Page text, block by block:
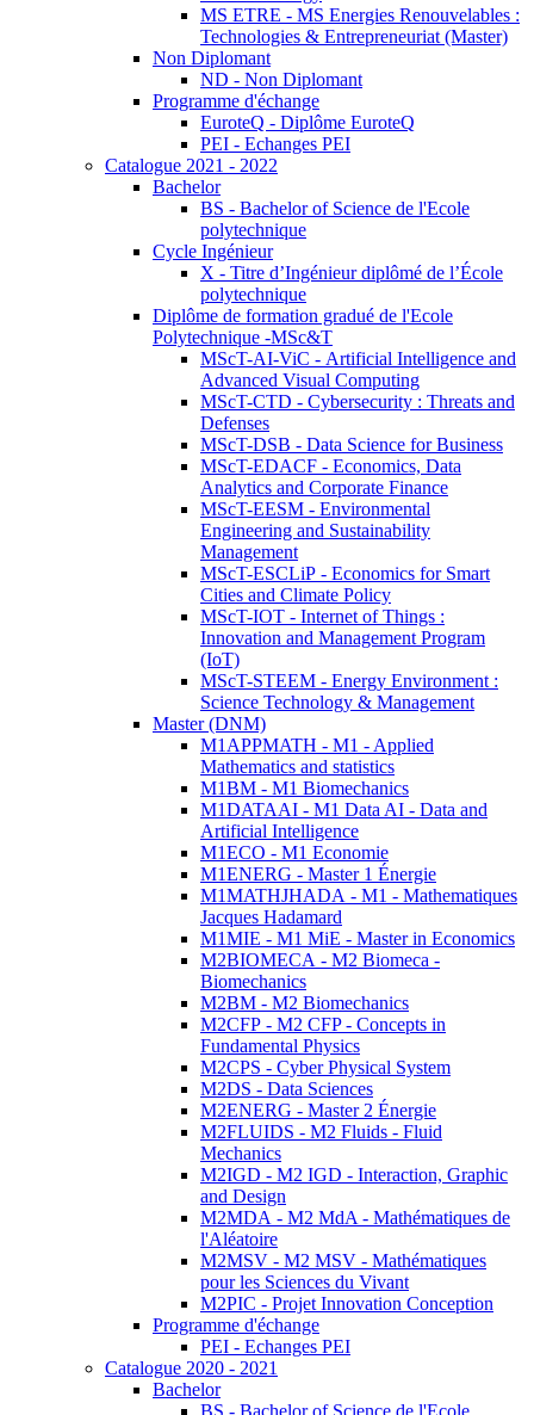
MS ETRE - MS Energies Renouvelables :
Technologies & Entrepreneuriat (Master)
Non Diplomant
ND - Non Diplomant
Programme d'échange
EuroteQ - Diplôme EuroteQ
PEI - Echanges PEI
Catalogue 2021 - 2022
Bachelor
BS - Bachelor of Science de l'Ecole
polytechnique
Cycle Ingénieur
X - Titre d’Ingénieur diplômé de l’École
polytechnique
Diplôme de formation gradué de l'Ecole
Polytechnique -MSc&T
MScT-AI-ViC - Artificial Intelligence and
Advanced Visual Computing
MScT-CTD - Cybersecurity : Threats and
Defenses
MScT-DSB - Data Science for Business
MScT-EDACF - Economics, Data
Analytics and Corporate Finance
MScT-EESM - Environmental
Engineering and Sustainability
Management
MScT-ESCLiP - Economics for Smart
Cities and Climate Policy
MScT-IOT - Internet of Things :
Innovation and Management Program
(IoT)
MScT-STEEM - Energy Environment :
Science Technology & Management
Master (DNM)
M1APPMATH - M1 - Applied
Mathematics and statistics
M1BM - M1 Biomechanics
M1DATAAI - M1 Data AI - Data and
Artificial Intelligence
M1ECO - M1 Economie
M1ENERG - Master 1 Énergie
M1MATHJHADA - M1 - Mathematiques
Jacques Hadamard
M1MIE - M1 MiE - Master in Economics
M2BIOMECA - M2 Biomeca -
Biomechanics
M2BM - M2 Biomechanics
M2CFP - M2 CFP - Concepts in
Fundamental Physics
M2CPS - Cyber Physical System
M2DS - Data Sciences
M2ENERG - Master 2 Énergie
M2FLUIDS - M2 Fluids - Fluid
Mechanics
M2IGD - M2 IGD - Interaction, Graphic
and Design
M2MDA - M2 MdA - Mathématiques de
l'Aléatoire
M2MSV - M2 MSV - Mathématiques
pour les Sciences du Vivant
M2PIC - Projet Innovation Conception
Programme d'échange
PEI - Echanges PEI
Catalogue 2020 - 2021
Bachelor
BS - Bachelor of Science de l'Ecole